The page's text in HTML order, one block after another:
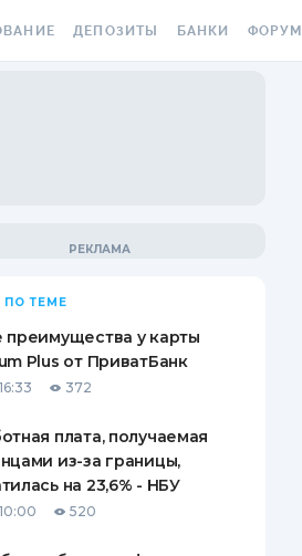
ВИНЬЕТКА
СОТРУДНИКОВ
ОТ
СЛУЧАЕВ
ДЕПОЗИТЫ
ВОПРОСЫ И ОТВЕТЫ
ПУТЕВОДИТЕЛИ ПО
БАНКИ ФОРУМ
ПО ТЕМЕ
преимущества у карты
Plus от ПриватБанк
372
плата, получаемая
из-за границы,
на 23,6% - НБУ
520